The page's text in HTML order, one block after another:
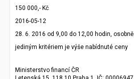
150 000,- Kč
2016-05-12
28. 6. 2016 od 9,00 do 12,00 hodin, osobně
jediným kritériem je výše nabídnuté ceny
Ministerstvo financí ČR